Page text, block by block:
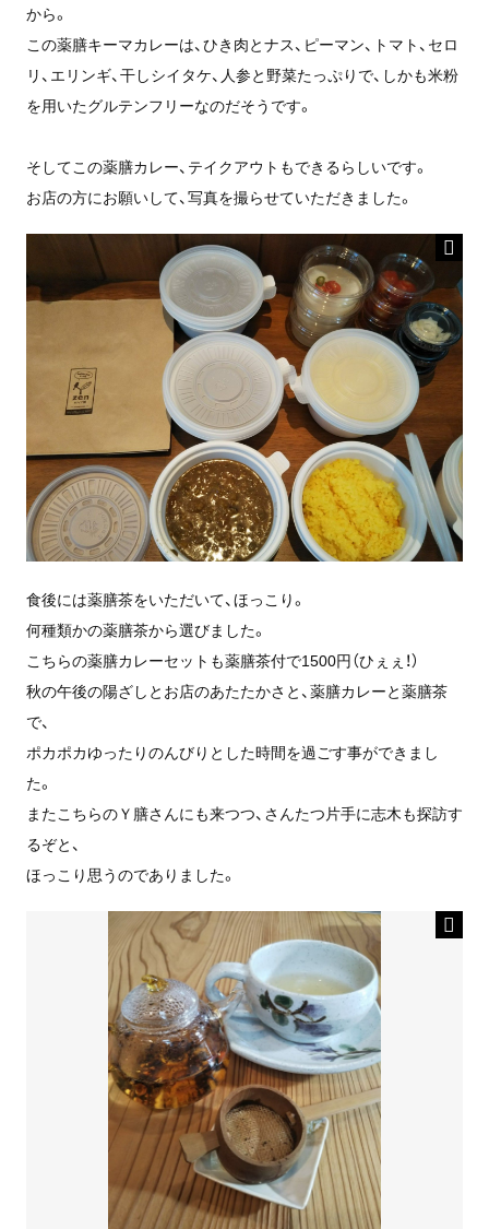
から。
この薬膳キーマカレーは、ひき肉とナス、ピーマン、トマト、セロ
リ、エリンギ、干しシイタケ、人参と野菜たっぷりで、しかも米粉
を用いたグルテンフリーなのだそうです。
そしてこの薬膳カレー、テイクアウトもできるらしいです。
お店の方にお願いして、写真を撮らせていただきました。
食後には薬膳茶をいただいて、ほっこり。
何種類かの薬膳茶から選びました。
こちらの薬膳カレーセットも薬膳茶付で1500円（ひぇぇ！）
秋の午後の陽ざしとお店のあたたかさと、薬膳カレーと薬膳茶
で、
ポカポカゆったりのんびりとした時間を過ごす事ができまし
た。
またこちらのＹ膳さんにも来つつ、さんたつ片手に志木も探訪す
るぞと、
ほっこり思うのでありました。